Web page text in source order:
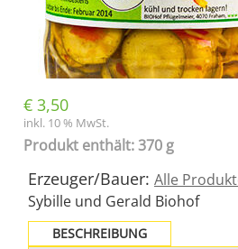
€ 3,50
inkl. 10 % MwSt.
Produkt enthält: 370 g
Erzeuger/Bauer: Alle
Sybille und Gerald Biohof
BESCHREIBUNG